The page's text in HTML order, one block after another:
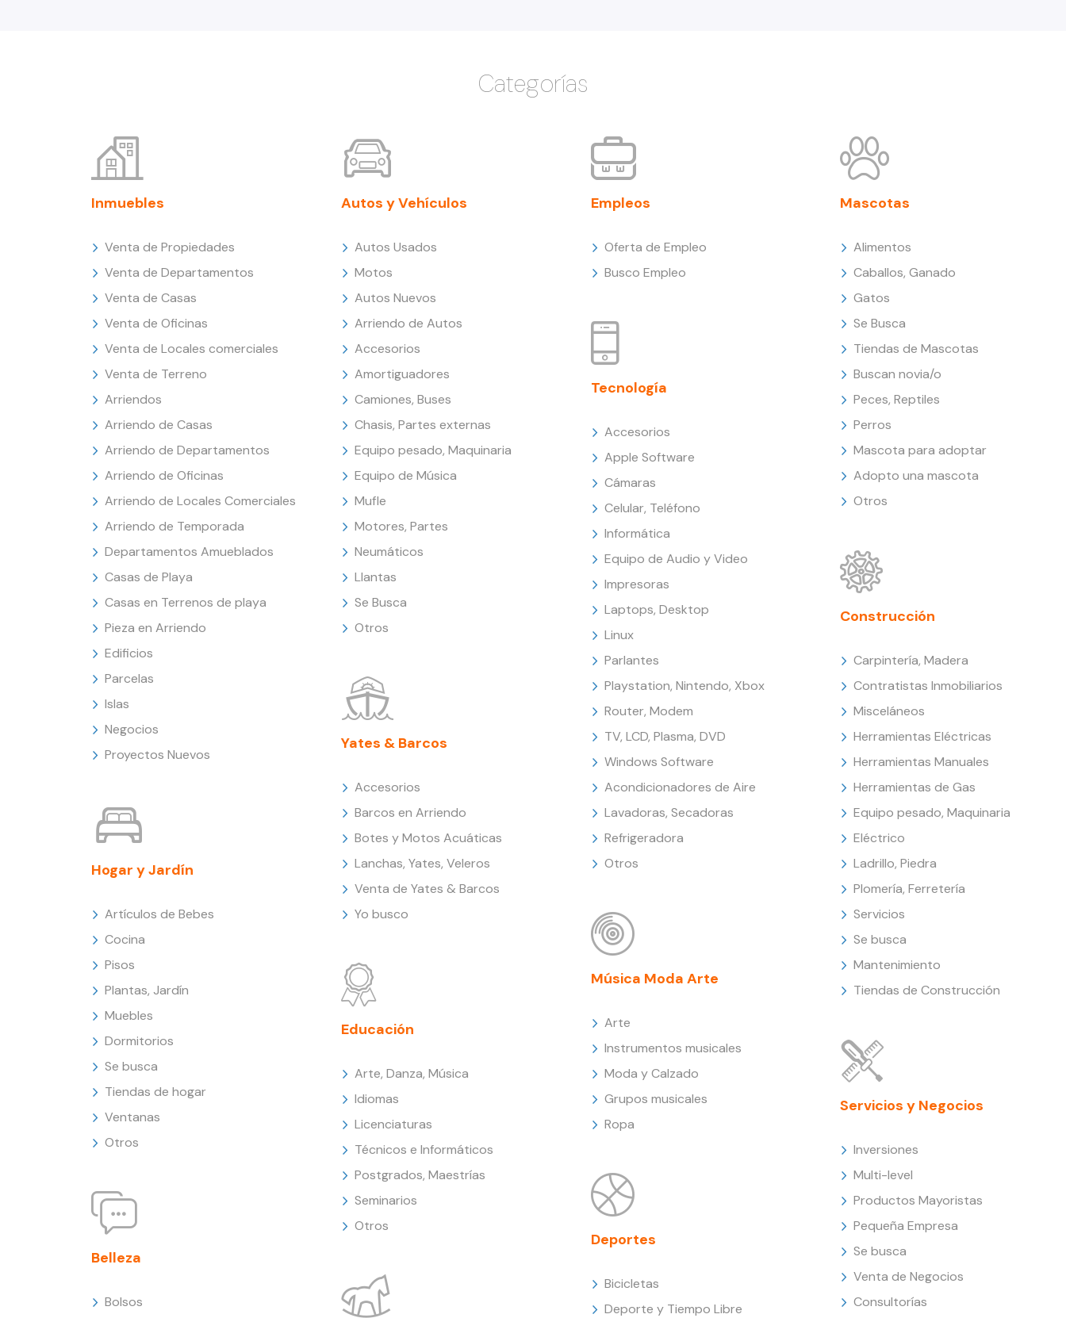
Categorías
Inmuebles
Venta de Propiedades
Venta de Departamentos
Venta de Casas
Venta de Oficinas
Venta de Locales comerciales
Venta de Terreno
Arriendos
Arriendo de Casas
Arriendo de Departamentos
Arriendo de Oficinas
Arriendo de Locales Comerciales
Arriendo de Temporada
Departamentos Amueblados
Casas de Playa
Casas en Terrenos de playa
Pieza en Arriendo
Edificios
Parcelas
Islas
Negocios
Proyectos Nuevos
Hogar y Jardín
Artículos de Bebes
Cocina
Pisos
Plantas, Jardín
Muebles
Dormitorios
Se busca
Tiendas de hogar
Ventanas
Otros
Belleza
Bolsos
Autos y Vehículos
Autos Usados
Motos
Autos Nuevos
Arriendo de Autos
Accesorios
Amortiguadores
Camiones, Buses
Chasis, Partes externas
Equipo pesado, Maquinaria
Equipo de Música
Mufle
Motores, Partes
Neumáticos
Llantas
Se Busca
Otros
Yates & Barcos
Accesorios
Barcos en Arriendo
Botes y Motos Acuáticas
Lanchas, Yates, Veleros
Venta de Yates & Barcos
Yo busco
Educación
Arte, Danza, Música
Idiomas
Licenciaturas
Técnicos e Informáticos
Postgrados, Maestrías
Seminarios
Otros
Empleos
Oferta de Empleo
Busco Empleo
Tecnología
Accesorios
Apple Software
Cámaras
Celular, Teléfono
Informática
Equipo de Audio y Video
Impresoras
Laptops, Desktop
Linux
Parlantes
Playstation, Nintendo, Xbox
Router, Modem
TV, LCD, Plasma, DVD
Windows Software
Acondicionadores de Aire
Lavadoras, Secadoras
Refrigeradora
Otros
Música Moda Arte
Arte
Instrumentos musicales
Moda y Calzado
Grupos musicales
Ropa
Deportes
Bicicletas
Deporte y Tiempo Libre
Mascotas
Alimentos
Caballos, Ganado
Gatos
Se Busca
Tiendas de Mascotas
Buscan novia/o
Peces, Reptiles
Perros
Mascota para adoptar
Adopto una mascota
Otros
Construcción
Carpintería, Madera
Contratistas Inmobiliarios
Misceláneos
Herramientas Eléctricas
Herramientas Manuales
Herramientas de Gas
Equipo pesado, Maquinaria
Eléctrico
Ladrillo, Piedra
Plomería, Ferretería
Servicios
Se busca
Mantenimiento
Tiendas de Construcción
Servicios y Negocios
Inversiones
Multi-level
Productos Mayoristas
Pequeña Empresa
Se busca
Venta de Negocios
Consultorías